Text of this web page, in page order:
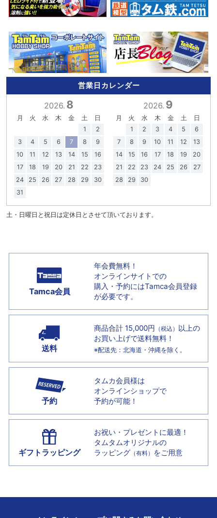
営業日カレンダー
2026. 8
月 火 水 木 金 土
日
1
2
3
4 5 6 7 8
9
10
11 12 13 14 15
16
17
18 19 20 21 22
23
24
25 26 27 28 29
30
31
2026. 9
月 火 水 木 金 土
日
1
2 3 4 5
6
7
8 9 10 11 12
13
14
15 16 17 18 19
20
21
22 23 24 25 26
27
28
29 30
土・日曜日と祝日は定休日とさせて頂いております。
Tamca会員
年会費無料！
オンラインサイトでの
購入・予約にはTamca会員登録
が必要です。
送料
商品合計 15,000円 （税込） 以上の
お買い上げで送料無料！
※配送先：北海道・沖縄を除く。
予約
タムカ会員様は
オンラインショップで
予約が可能！
ギフトラッピング
お祝い・プレゼントに最適！
タムタムオリジナルの
ラッピング （有料） をご用意